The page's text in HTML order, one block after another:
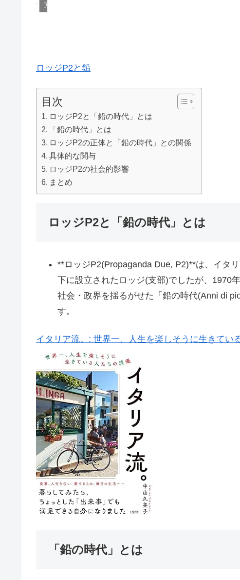
アメリカ
ロッジP2と鉛
目次
ロッジP2と「鉛の時代」とは
「鉛の時代」とは
ロッジP2の正体と「鉛の時代」との関係
具体的な関与
ロッジP2の社会的影響
まとめ
ロッジP2と「鉛の時代」とは
**ロッジP2(Propaganda Due, P2)**は、イタ
下に設立されたロッジ(支部)でしたが、1970
社会・政界を揺るがせた「鉛の時代(Anni di
す。
イタリア流。: 世界一、人生を楽しそうに生きてい
「鉛の時代」とは